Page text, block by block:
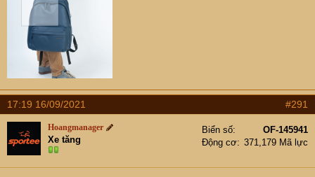
17:19 16/09/2021 #291
Hoangmanager
Xe tăng
Biển số
OF-145941
Động cơ
371,179 Mã lực